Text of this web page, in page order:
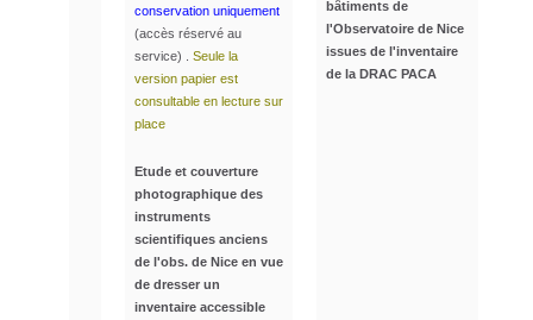
conservation uniquement
(accès réservé au
service) . Seule la
version papier est
consultable en lecture sur
place
Etude et couverture
photographique des
instruments
scientifiques anciens
de l'obs. de Nice en vue
de dresser un
inventaire accessible
bâtiments de
l'Observatoire de Nice
issues de l'inventaire
de la DRAC PACA